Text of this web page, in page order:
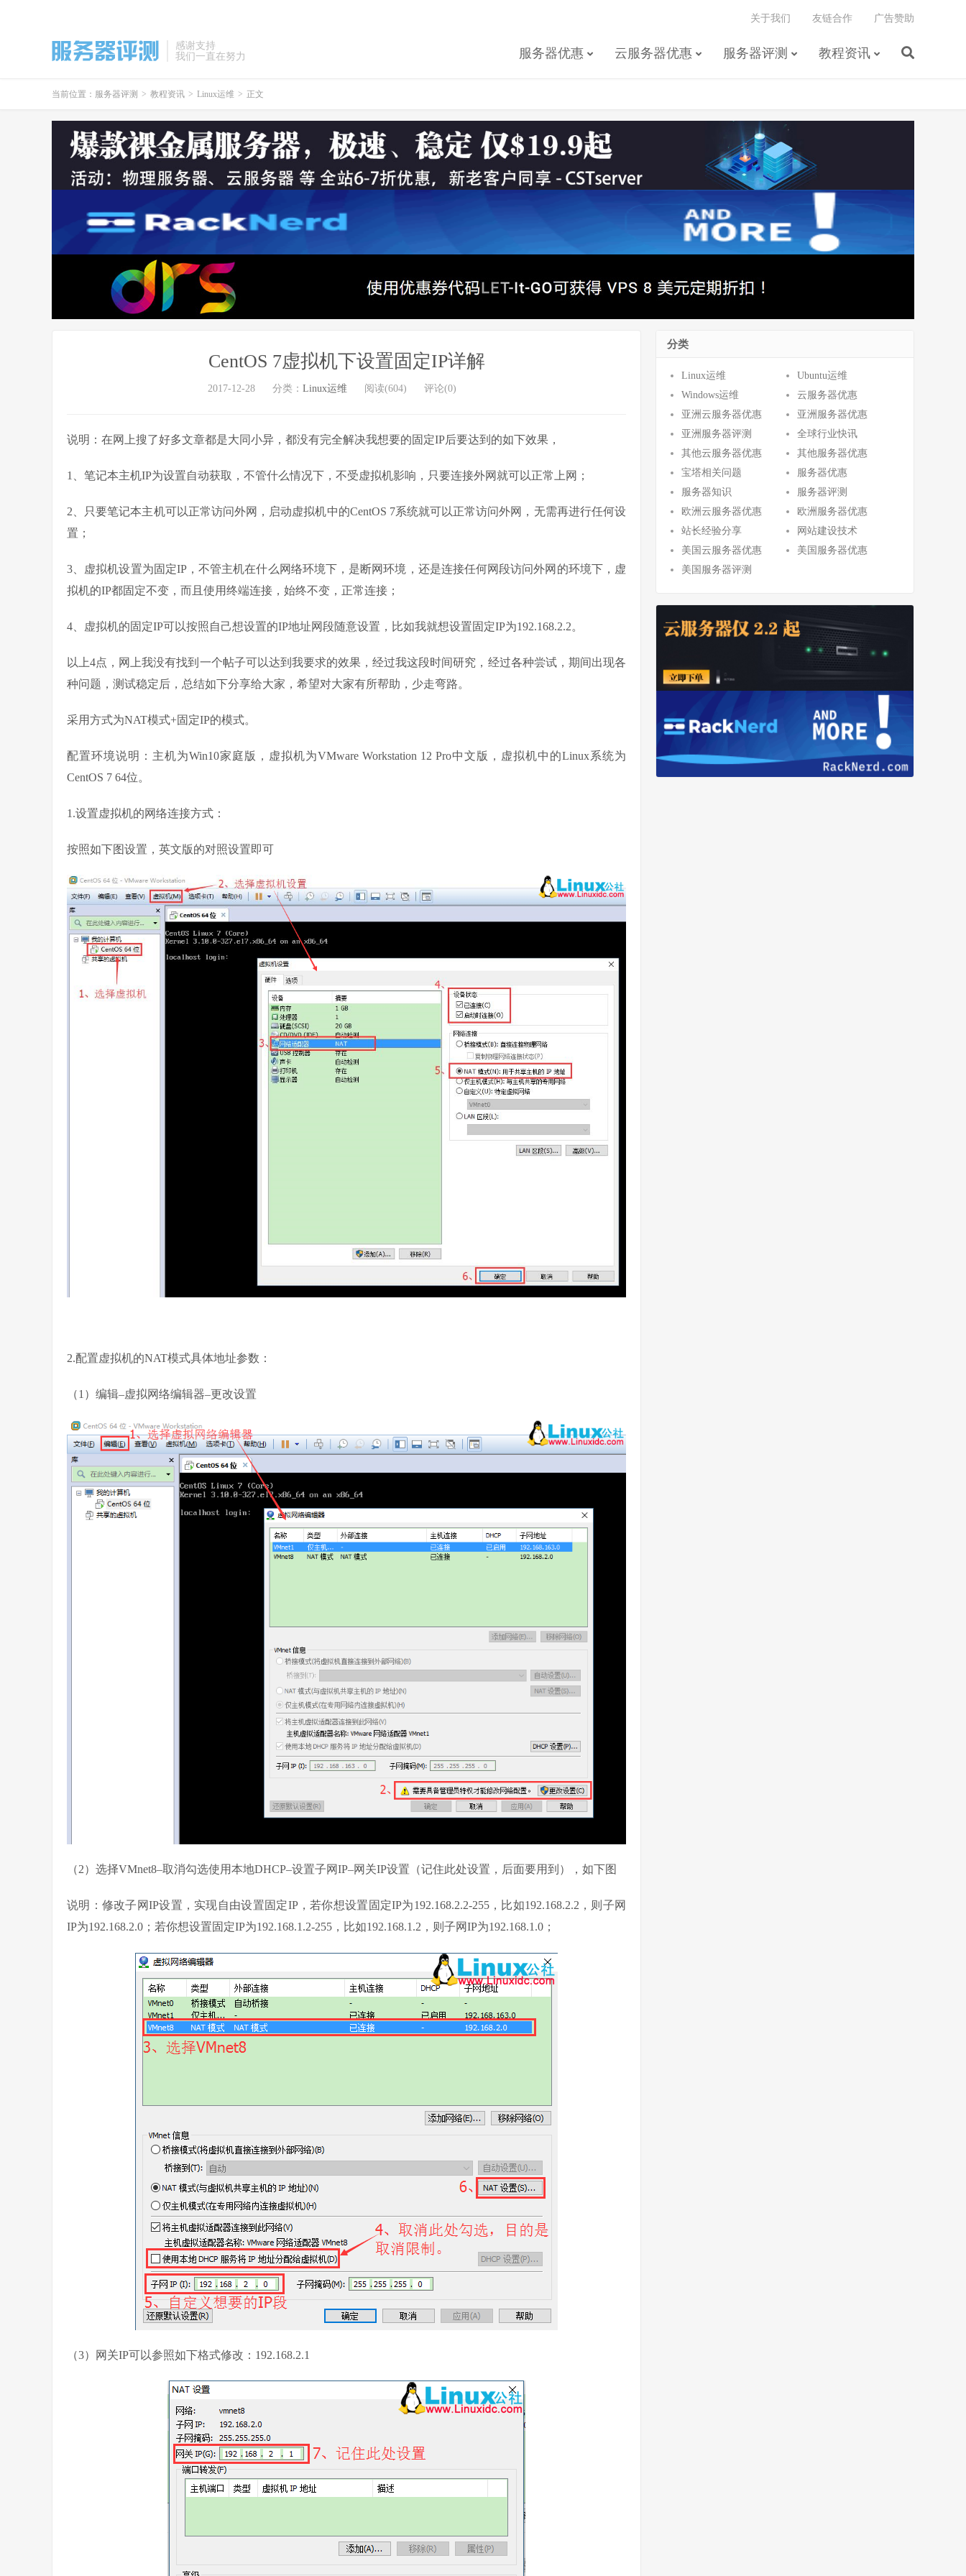
感谢支持
我们一直在努力
服务器优惠 云服务器优惠 服务器评测 教程资讯
关于我们 友链合作 广告赞助
当前位置： 服务器评测 > 教程资讯 > Linux运维 > 正文
CentOS 7虚拟机下设置固定IP详解
2017-12-28 分类： Linux运维 阅读(604) 评论(0)
说明：在网上搜了好多文章都是大同小异，都没有完全解决我想要的固定IP后要达到的如下效果，
1、笔记本主机IP为设置自动获取，不管什么情况下，不受虚拟机影响，只要连接外网就可以正常上网；
2、只要笔记本主机可以正常访问外网，启动虚拟机中的CentOS 7系统就可以正常访问外网，无需再进行任何设
置；
3、虚拟机设置为固定IP，不管主机在什么网络环境下，是断网环境，还是连接任何网段访问外网的环境下，虚
拟机的IP都固定不变，而且使用终端连接，始终不变，正常连接；
4、虚拟机的固定IP可以按照自己想设置的IP地址网段随意设置，比如我就想设置固定IP为192.168.2.2。
以上4点，网上我没有找到一个帖子可以达到我要求的效果，经过我这段时间研究，经过各种尝试，期间出现各
种问题，测试稳定后，总结如下分享给大家，希望对大家有所帮助，少走弯路。
采用方式为NAT模式+固定IP的模式。
配置环境说明：主机为Win10家庭版，虚拟机为VMware Workstation 12 Pro中文版，虚拟机中的Linux系统为
CentOS 7 64位。
1.设置虚拟机的网络连接方式：
按照如下图设置，英文版的对照设置即可
2.配置虚拟机的NAT模式具体地址参数：
（1）编辑–虚拟网络编辑器–更改设置
（2）选择VMnet8–取消勾选使用本地DHCP–设置子网IP–网关IP设置（记住此处设置，后面要用到），如下图
说明：修改子网IP设置，实现自由设置固定IP，若你想设置固定IP为192.168.2.2-255，比如192.168.2.2，则子网
IP为192.168.2.0；若你想设置固定IP为192.168.1.2-255，比如192.168.1.2，则子网IP为192.168.1.0；
（3）网关IP可以参照如下格式修改：192.168.2.1
分类
Linux运维
Ubuntu运维
Windows运维
云服务器优惠
亚洲云服务器优惠
亚洲服务器优惠
亚洲服务器评测
全球行业快讯
其他云服务器优惠
其他服务器优惠
宝塔相关问题
服务器优惠
服务器知识
服务器评测
欧洲云服务器优惠
欧洲服务器优惠
站长经验分享
网站建设技术
美国云服务器优惠
美国服务器优惠
美国服务器评测